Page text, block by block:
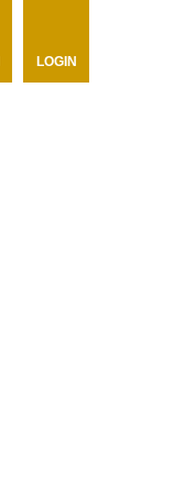
LOGIN